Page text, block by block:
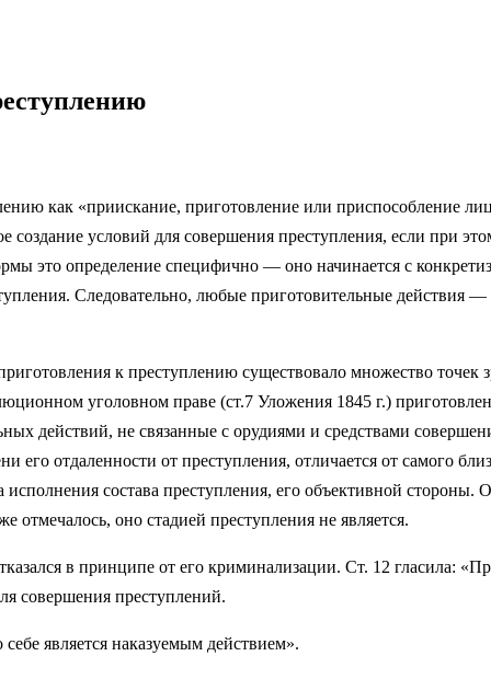
как «приискание, приготовление или приспособление
условий для совершения преступления, если при
это определение специфично — оно начинается с
Следовательно, любые приготовительные действия
к преступлению существовало множество
уголовном праве (ст.7 Уложения 1845 г.)
действий, не связанные с орудиями и средствами
его отдаленности от преступления, отличается от самого
исполнения состава преступления, его объективной
отмечалось, оно стадией преступления не является.
в принципе от его криминализации. Ст. 12 гласила:
совершения преступлений.
является наказуемым действием».